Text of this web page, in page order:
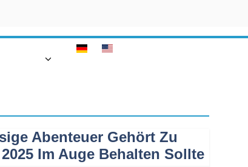
Abenteuer Gehört Zu
Im Auge Behalten Sollte